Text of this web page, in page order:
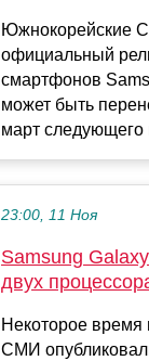
Южнокорейские
официальный
смартфонов
может быть
март следующего
23:00, 11 Ноя
Samsung
двух
Некоторое время
СМИ